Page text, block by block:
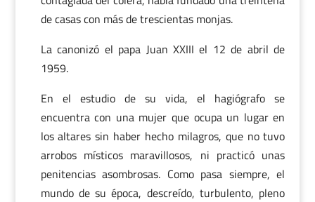
de casas con más de trescientas monjas.
La canonizó el papa Juan XXIII el 12 de abril de
1959.
En el estudio de su vida, el hagiógrafo se
encuentra con una mujer que ocupa un lugar en
los altares sin haber hecho milagros, que no tuvo
arrobos místicos maravillosos, ni practicó unas
penitencias asombrosas. Como pasa siempre, el
mundo de su época, descreído, turbulento, pleno